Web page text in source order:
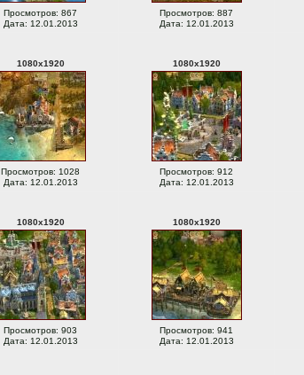
Просмотров: 867
Дата: 12.01.2013
Просмотров: 887
Дата: 12.01.2013
1080x1920
Просмотров: 1028
Дата: 12.01.2013
1080x1920
Просмотров: 912
Дата: 12.01.2013
1080x1920
Просмотров: 903
Дата: 12.01.2013
1080x1920
Просмотров: 941
Дата: 12.01.2013